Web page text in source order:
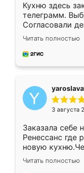
Кухню здесь
телеграмм.
Согласовали
недели кухня
довольны
мебель за
Читать полностью
3 августа
Заказала себе
Ренессанс где
новую
вполне
два года,
Читать полностью